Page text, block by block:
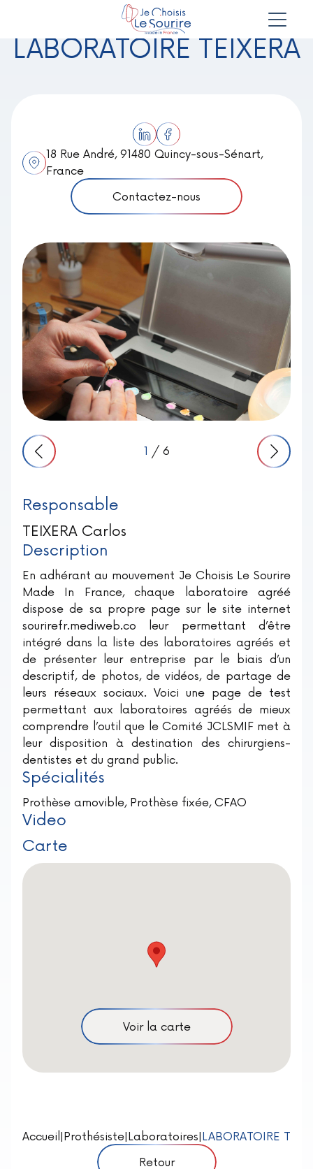
LABORATOIRE TEIXERA
18 Rue André, 91480 Quincy-sous-Sénart,
France
Contactez-nous
1 / 6
Responsable
TEIXERA Carlos
Description
En adhérant au mouvement Je Choisis Le Sourire
Made In France, chaque laboratoire agréé
dispose de sa propre page sur le site internet
sourirefr.mediweb.co leur permettant d’être
intégré dans la liste des laboratoires agréés et
de présenter leur entreprise par le biais d’un
descriptif, de photos, de vidéos, de partage de
leurs réseaux sociaux. Voici une page de test
permettant aux laboratoires agréés de mieux
comprendre l’outil que le Comité JCLSMIF met à
leur disposition à destination des chirurgiens-
dentistes et du grand public.
Spécialités
Prothèse amovible, Prothèse fixée, CFAO
Video
Carte
Voir la carte
Accueil Prothésiste Laboratoires LABORATOIRE
Retour